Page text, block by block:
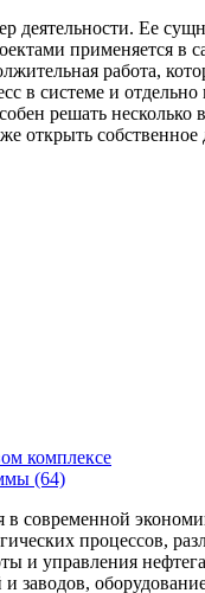
Ее
применяется
работа,
системе и
решать
открыть
комплексе
(64)
современной
процессов,
и управления